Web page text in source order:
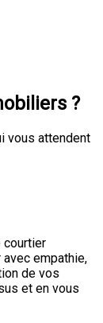
?
vous attendent
courtier
empathie,
de vos
et en vous